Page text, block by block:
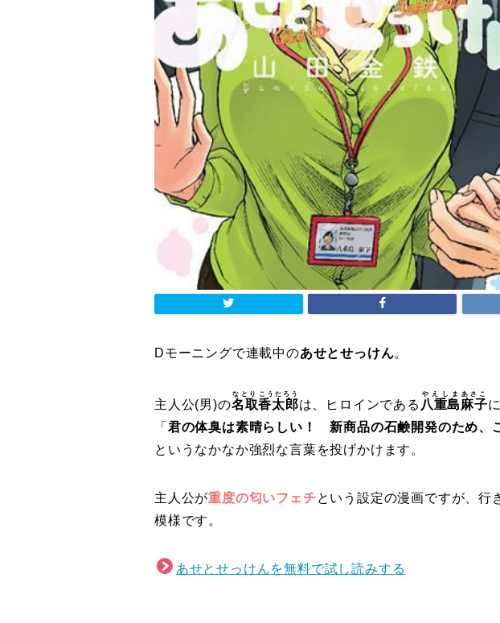
Dモーニングで連載中のあせとせっけん。
主人公(男)の名取
なとり
香太郎
こうたろう
は、ヒロインである 八重島
やえしま
麻子
あさこ
「 君の体臭は素晴らしい！ 新商品の石鹸開発のため、
というなかなか強烈な言葉を投げかけます。
主人公が重度の匂いフェチという設定の漫画ですが、行
模様です。
あせとせっけんを無料で試し読みする